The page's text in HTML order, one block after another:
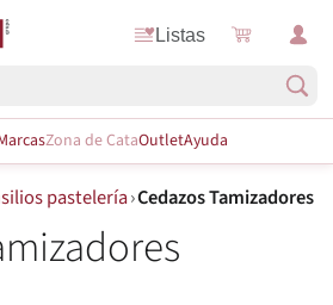
Listas
Zona de CataOutletAyuda
pastelería›Cedazos Tamizadores